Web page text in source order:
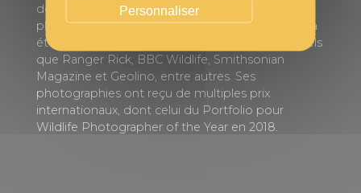
de The Photo Society. Il est également
photographe National Geographic et son travail a
été publié dans des magazines internationaux tels
que Ranger Rick, BBC Wildlife, Smithsonian
Magazine et Geolino, entre autres. Ses
photographies ont reçu de multiples prix
internationaux, dont celui du Portfolio pour
Wildlife Photographer of the Year en 2018.
Personnaliser